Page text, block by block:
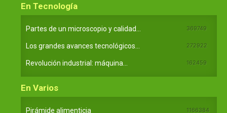
En Tecnología
Partes de un microscopio y calidad... 369749
Los grandes avances tecnológicos... 272922
Revolución industrial: máquina... 162459
En Varios
Pirámide alimenticia 1166384